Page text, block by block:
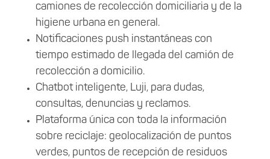
camiones de recolección domiciliaria y de la
higiene urbana en general.
Notificaciones push instantáneas con
tiempo estimado de llegada del camión de
recolección a domicilio.
Chatbot inteligente, Luji, para dudas,
consultas, denuncias y reclamos.
Plataforma única con toda la información
sobre reciclaje: geolocalización de puntos
verdes, puntos de recepción de residuos